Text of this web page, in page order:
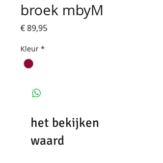
broek mbyM
€ 89,95Prijs
Kleur *
het bekijken
waard